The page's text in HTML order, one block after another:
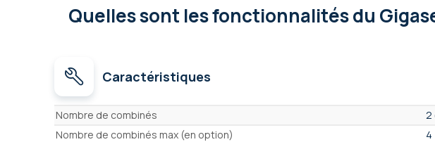
Quelles sont les fonctionnalitésdu
Caractéristiques
Caractéristiques
Nombre de combinés
2
Nombre de combinés max (en option)
4